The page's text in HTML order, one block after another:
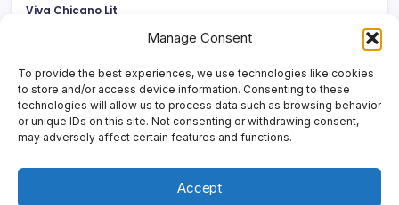
Manage Consent
To provide the best experiences, we use technologies like cookies
to store and/or access device information. Consenting to these
technologies will allow us to process data such as browsing behavior
or unique IDs on this site. Not consenting or withdrawing consent,
may adversely affect certain features and functions.
Accept
Viva Chicano Lit